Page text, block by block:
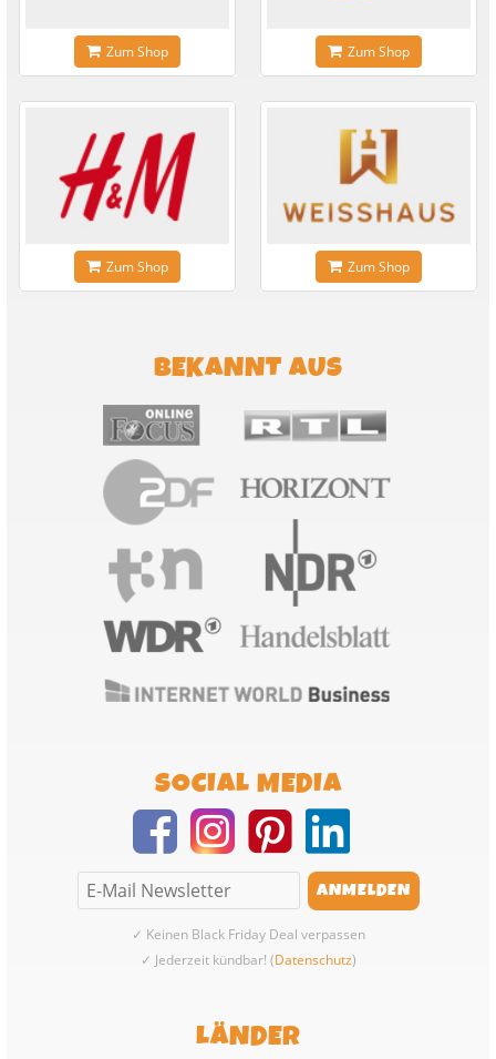
Zum Shop Zum Shop
Zum Shop Zum Shop
BEKANNT AUS
SOCIAL MEDIA
✓ Keinen Black Friday Deal verpassen
✓ Jederzeit kündbar! (Datenschutz)
LÄNDER